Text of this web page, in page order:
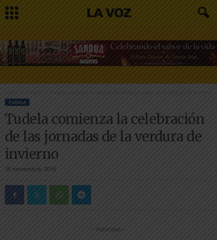
Inicio Tudela Tudela comienza la celebración de las jornadas de la verdura de invierno
TUDELA
Tudela comienza la celebración
de las jornadas de la verdura de
invierno
19 noviembre, 2016
-- Publicidad --